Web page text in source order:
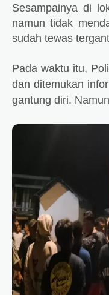
Sesampainya di
namun tidak
sudah tewas
Pada waktu itu,
dan ditemukan
gantung diri.